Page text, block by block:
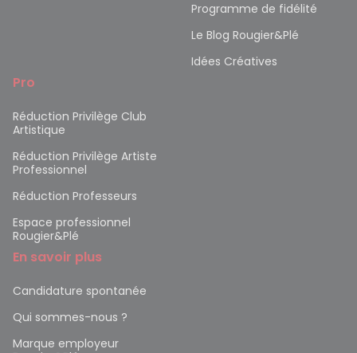
Programme de fidélité
Le Blog Rougier&Plé
Idées Créatives
Pro
Réduction Privilège Club
Artistique
Réduction Privilège Artiste
Professionnel
Réduction Professeurs
Espace professionnel
Rougier&Plé
En savoir plus
Candidature spontanée
Qui sommes-nous ?
Marque employeur